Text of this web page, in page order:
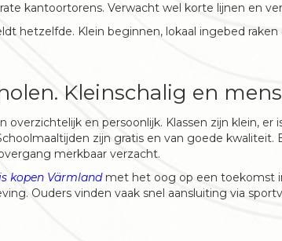
kantoortorens. Verwacht wel korte lijnen en
hetzelfde. Klein beginnen, lokaal ingebed
Kleinschalig en
overzichtelijk en persoonlijk. Klassen zijn klein,
zijn gratis en van goede
merkbaar verzacht.
kopen Värmlandmet het oog op een toekomst
Ouders vinden vaak snel aansluiting via